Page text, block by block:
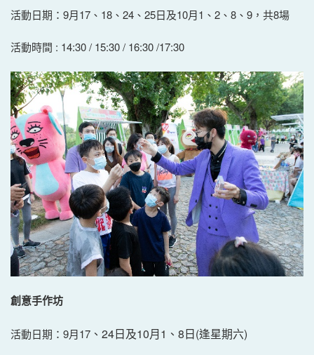
活動日期：9月17、18、24、25日及10月1、2、8、9，共8場
活動時間 : 14:30 / 15:30 / 16:30 /17:30
創意手作坊
活動日期：9月17 、 24日及10月1、8日(逢星期六)